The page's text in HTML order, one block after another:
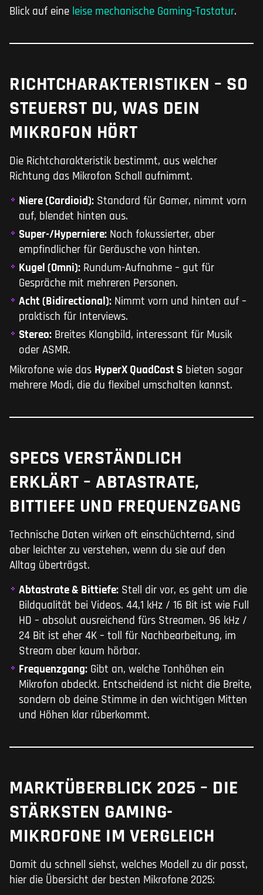
Blick auf eine leise mechanische Gaming-Tastatur.
RICHTCHARAKTERISTIKEN – SO
STEUERST DU, WAS DEIN
MIKROFON HÖRT
Die Richtcharakteristik bestimmt, aus welcher
Richtung das Mikrofon Schall aufnimmt.
Niere (Cardioid): Standard für Gamer, nimmt vorn
auf, blendet hinten aus.
Super-/Hyperniere: Noch fokussierter, aber
empfindlicher für Geräusche von hinten.
Kugel (Omni): Rundum-Aufnahme – gut für
Gespräche mit mehreren Personen.
Acht (Bidirectional): Nimmt vorn und hinten auf –
praktisch für Interviews.
Stereo: Breites Klangbild, interessant für Musik
oder ASMR.
Mikrofone wie das HyperX QuadCast S bieten sogar
mehrere Modi, die du flexibel umschalten kannst.
SPECS VERSTÄNDLICH
ERKLÄRT – ABTASTRATE,
BITTIEFE UND FREQUENZGANG
Technische Daten wirken oft einschüchternd, sind
aber leichter zu verstehen, wenn du sie auf den
Alltag überträgst.
Abtastrate & Bittiefe: Stell dir vor, es geht um die
Bildqualität bei Videos. 44,1 kHz / 16 Bit ist wie Full
HD – absolut ausreichend fürs Streamen. 96 kHz /
24 Bit ist eher 4K – toll für Nachbearbeitung, im
Stream aber kaum hörbar.
Frequenzgang: Gibt an, welche Tonhöhen ein
Mikrofon abdeckt. Entscheidend ist nicht die Breite,
sondern ob deine Stimme in den wichtigen Mitten
und Höhen klar rüberkommt.
MARKTÜBERBLICK 2025 – DIE
STÄRKSTEN GAMING-
MIKROFONE IM VERGLEICH
Damit du schnell siehst, welches Modell zu dir passt,
hier die Übersicht der besten Mikrofone 2025: